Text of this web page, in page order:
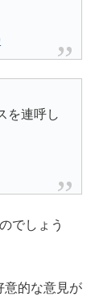
を連呼し
でしょう
意的な意見が